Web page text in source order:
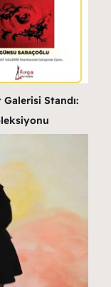
Galerisi Standı: